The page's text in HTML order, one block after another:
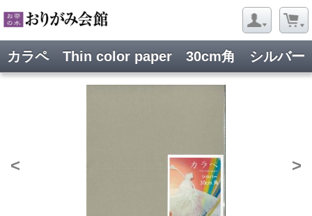
カラペ Thin color paper 30cm角 シルバー
< >